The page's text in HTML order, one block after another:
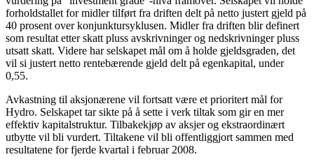
forholdstallet for midler tilført fra driften delt på netto justert gjeld på
40 prosent over konjunktursyklusen. Midler fra driften blir definert
som resultat etter skatt pluss avskrivninger og nedskrivninger pluss
utsatt skatt. Videre har selskapet mål om å holde gjeldsgraden, det
vil si justert netto rentebærende gjeld delt på egenkapital, under
0,55.
Avkastning til aksjonærene vil fortsatt være et prioritert mål for
Hydro. Selskapet tar sikte på å sette i verk tiltak som gir en mer
effektiv kapitalstruktur. Tilbakekjøp av aksjer og ekstraordinært
utbytte vil bli vurdert. Tiltakene vil bli offentliggjort sammen med
resultatene for fjerde kvartal i februar 2008.